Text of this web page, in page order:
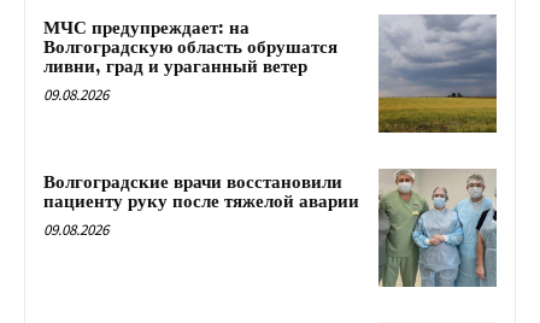
МЧС предупреждает: на
Волгоградскую область обрушатся
ливни, град и ураганный ветер
09.08.2026
Волгоградские врачи восстановили
пациенту руку после тяжелой аварии
09.08.2026